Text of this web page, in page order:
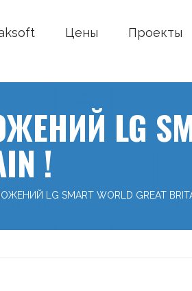
Цены Проекты
LG
!
LG SMART WORLD GREAT